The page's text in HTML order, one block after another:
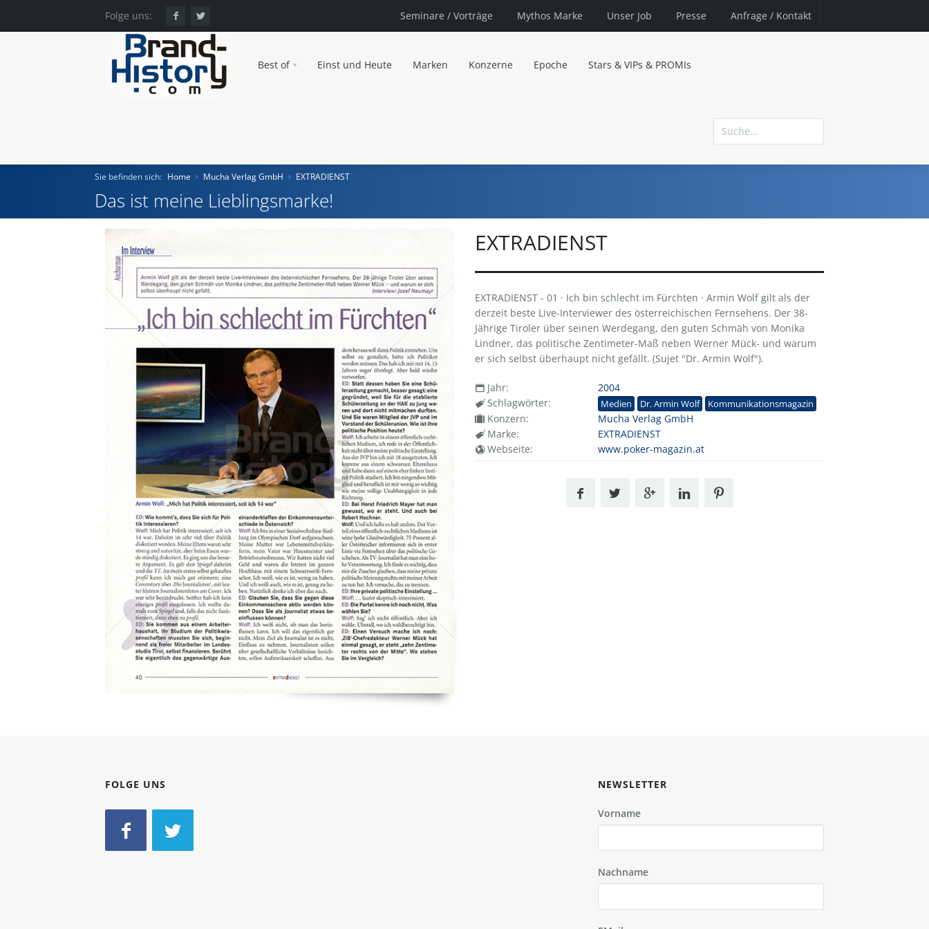
Folge uns: Seminare / Vorträge Mythos Marke Unser Job Presse Anfrage / Kontakt
Best of Einst und Heute Marken Konzerne Epoche Stars & VIPs & PROMIs
Home
Einst und Heute
Marken
Konzerne
Sie befinden sich: Home Mucha Verlag GmbH EXTRADIENST
Das ist meine Lieblingsmarke!
EXTRADIENST
EXTRADIENST - 01 · Ich bin schlecht im Fürchten · Armin Wolf gilt als der
derzeit beste Live-Interviewer des österreichischen Fernsehens. Der 38-
Jährige Tiroler über seinen Werdegang, den guten Schmäh von Monika
Lindner, das politische Zentimeter-Maß neben Werner Mück- und warum
er sich selbst überhaupt nicht gefällt. (Sujet "Dr. Armin Wolf").
Jahr:
2004
Schlagwörter:
Medien Dr. Armin Wolf Kommunikationsmagazin
Konzern:
Mucha Verlag GmbH
Marke:
EXTRADIENST
Webseite:
www.poker-magazin.at
FOLGE UNS NEWSLETTER
Vorname
Nachname